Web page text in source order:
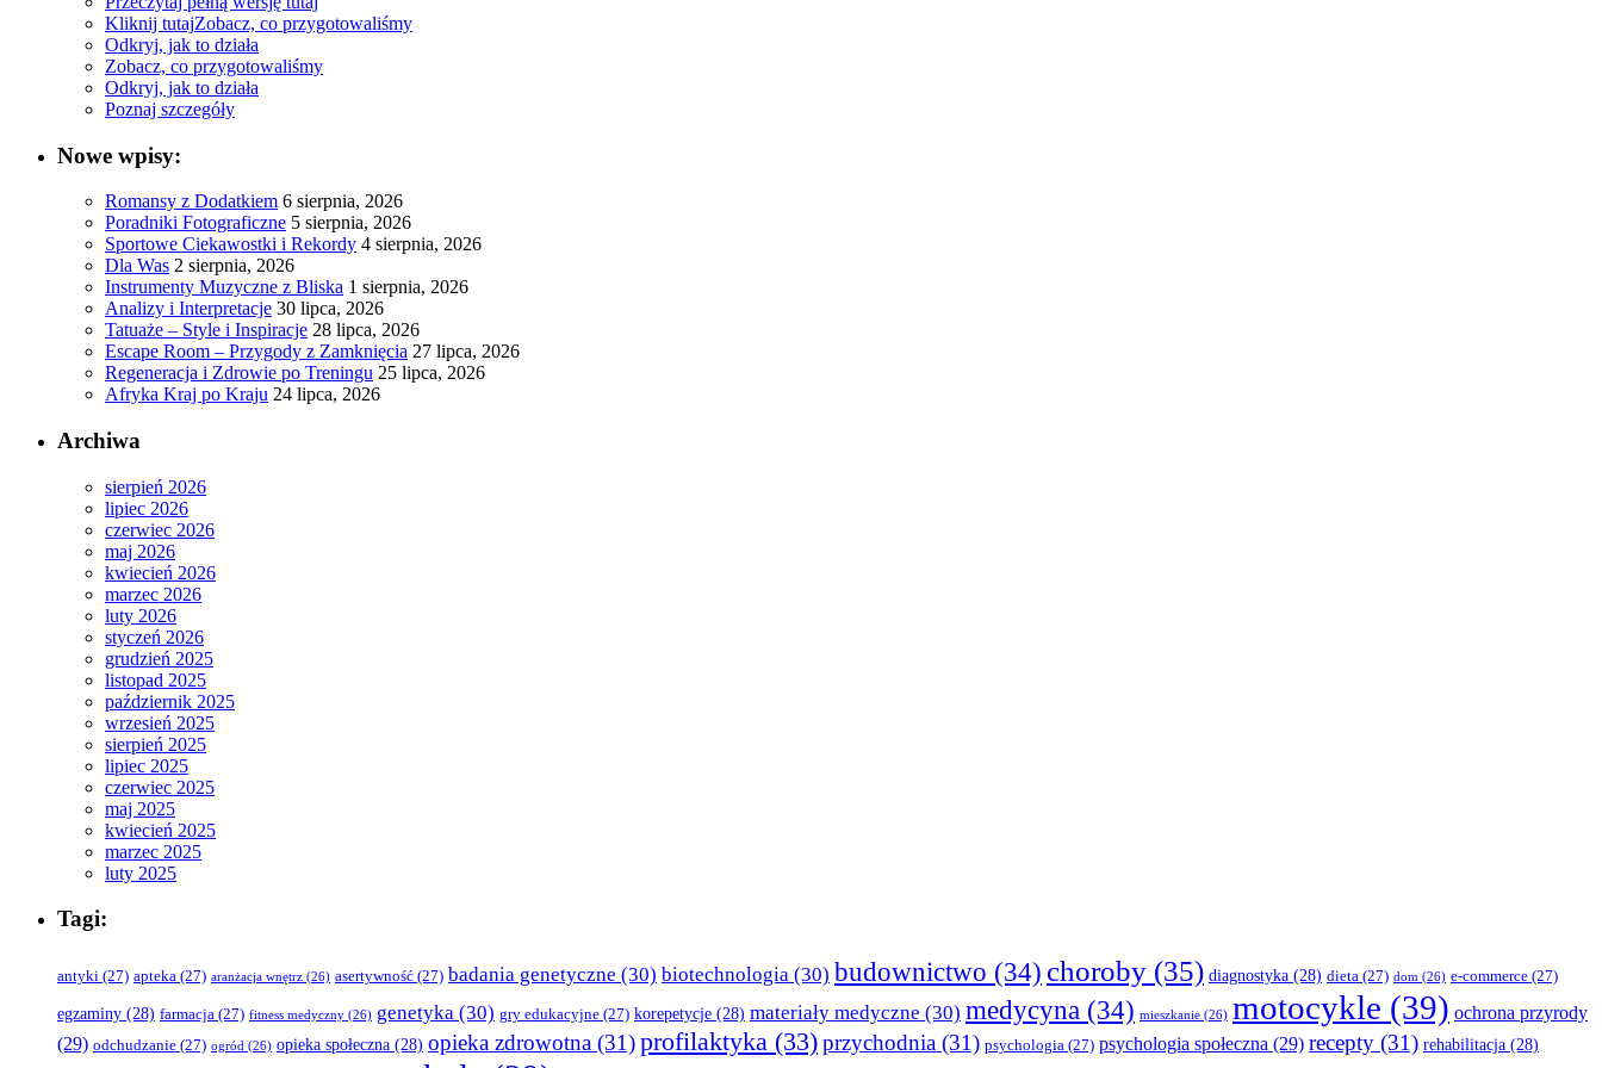
Kliknij tutajZobacz, co przygotowaliśmy
Odkryj, jak to działa
Zobacz, co przygotowaliśmy
Odkryj, jak to działa
Poznaj szczegóły
Nowe wpisy:
Romansy z Dodatkiem 6 sierpnia, 2026
Poradniki Fotograficzne 5 sierpnia, 2026
Sportowe Ciekawostki i Rekordy 4 sierpnia, 2026
Dla Was 2 sierpnia, 2026
Instrumenty Muzyczne z Bliska 1 sierpnia, 2026
Analizy i Interpretacje 30 lipca, 2026
Tatuaże – Style i Inspiracje 28 lipca, 2026
Escape Room – Przygody z Zamknięcia 27 lipca, 2026
Regeneracja i Zdrowie po Treningu 25 lipca, 2026
Afryka Kraj po Kraju 24 lipca, 2026
Archiwa
sierpień 2026
lipiec 2026
czerwiec 2026
maj 2026
kwiecień 2026
marzec 2026
luty 2026
styczeń 2026
grudzień 2025
listopad 2025
październik 2025
wrzesień 2025
sierpień 2025
lipiec 2025
czerwiec 2025
maj 2025
kwiecień 2025
marzec 2025
luty 2025
Tagi:
antyki (27) apteka (27) aranżacja wnętrz (26) asertywność (27) badania genetyczne (30) biotechnologia (30) budownictwo (34) choroby (35) diagnostyka (28) dieta (27) dom (26) e-commerce (27)
egzaminy (28) farmacja (27) fitness medyczny (26) genetyka (30) gry edukacyjne (27) korepetycje (28) materiały medyczne (30) medycyna (34) mieszkanie (26) motocykle (39) ochrona przyrody
(29) odchudzanie (27) ogród (26) opieka społeczna (28) opieka zdrowotna (31)profilaktyka (33)przychodnia (31) psychologia (27) psychologia społeczna (29) recepty (31) rehabilitacja (28)